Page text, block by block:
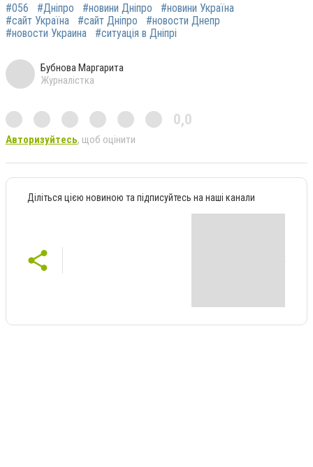
#056 #Дніпро #новини Дніпро
#новини Україна
#сайт Україна
#сайт Дніпро
#новости Днепр
#новости Украина
#ситуація в Дніпрі
Бубнова Маргарита
Журналістка
0,0
Авторизуйтесь, щоб оцінити
Діліться цією новиною та підписуйтесь на наші канали